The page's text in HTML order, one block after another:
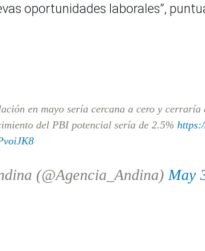
oportunidades laborales”,
en mayo sería cercana a cero y
del PBI potencial sería de 2.5%
(@Agencia_Andina)May